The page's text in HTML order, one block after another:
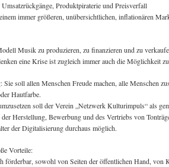
Produktpiraterie und Preisverfall
immer größeren, unübersichtlichen, inflationären
Musik zu produzieren, zu finanzieren und zu
eine Krise ist zugleich immer auch die Möglichkeit
soll allen Menschen Freude machen, alle Menschen
Hautfarbe.
soll der Verein „Netzwerk Kulturimpuls“ als
Herstellung, Bewerbung und des Vertriebs von
der Digitalisierung durchaus möglich.
Vorteile:
sowohl von Seiten der öffentlichen Hand, von